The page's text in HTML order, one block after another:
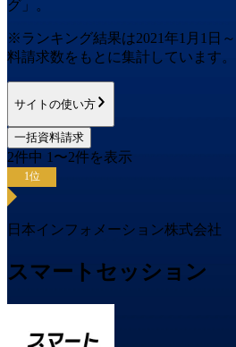
グ」。
※ランキング結果は2021年1月1日～
料請求数をもとに集計しています。
サイトの使い方
一括資料請求
2件中 1 〜2件を表示
1位
日本インフォメーション株式会社
スマートセッション